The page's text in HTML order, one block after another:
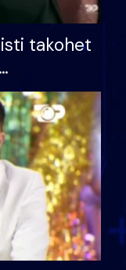
takohet
letër